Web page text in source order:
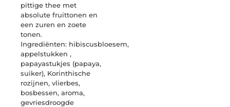
pittige thee met
absolute fruittonen en
een zuren en zoete
tonen.
Ingrediënten: hibiscusbloesem,
appelstukken ,
papayastukjes (papaya,
suiker), Korinthische
rozijnen, vlierbes,
bosbessen, aroma,
gevriesdroogde